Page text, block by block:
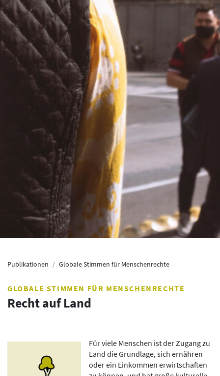
Publikationen Globale Stimmen für Menschenrechte
GLOBALE STIMMEN FÜR MENSCHENRECHTE
Recht auf Land
Für viele Menschen ist der Zugang zu
Land die Grundlage, sich ernähren
oder ein Einkommen erwirtschaften